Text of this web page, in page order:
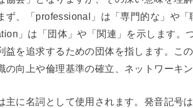
ず、「professional」は「専門的な」や「
」は「団体」や「関連」を示します
益を追求するための団体を指します。こ
の向上や倫理基準の確立、ネットワーキ
主に名詞として使用されます。発音記号